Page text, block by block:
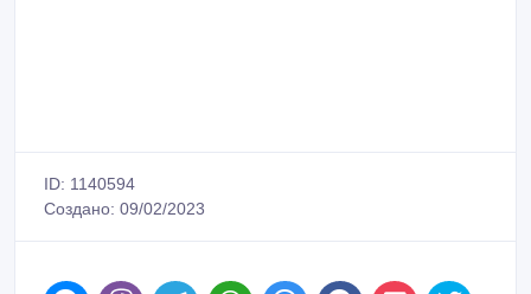
ID: 1140594
Создано: 09/02/2023